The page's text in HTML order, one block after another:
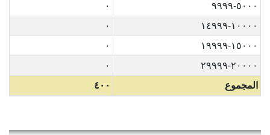
٥٠٠٠-٩٩٩٩
٠
١٠٠٠٠-١٤٩٩٩
٠
١٥٠٠٠-١٩٩٩٩
٠
٢٠٠٠٠-٢٩٩٩٩
٠
المجموع
٤٠٠